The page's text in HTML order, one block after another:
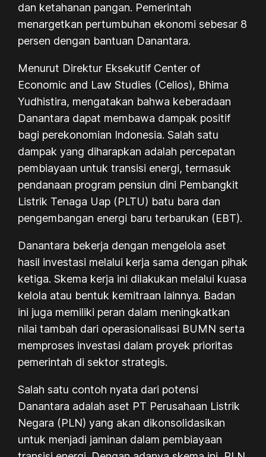
dan ketahanan pangan. Pemerintah
menargetkan pertumbuhan ekonomi sebesar 8
persen dengan bantuan Danantara.
Menurut Direktur Eksekutif Center of
Economic and Law Studies (Celios), Bhima
Yudhistira, mengatakan bahwa keberadaan
Danantara dapat membawa dampak positif
bagi perekonomian Indonesia. Salah satu
dampak yang diharapkan adalah percepatan
pembiayaan untuk transisi energi, termasuk
pendanaan program pensiun dini Pembangkit
Listrik Tenaga Uap (PLTU) batu bara dan
pengembangan energi baru terbarukan (EBT).
Danantara bekerja dengan mengelola aset
hasil investasi melalui kerja sama dengan pihak
ketiga. Skema kerja ini dilakukan melalui kuasa
kelola atau bentuk kemitraan lainnya. Badan
ini juga memiliki peran dalam meningkatkan
nilai tambah dari operasionalisasi BUMN serta
memproses investasi dalam proyek prioritas
pemerintah di sektor strategis.
Salah satu contoh nyata dari potensi
Danantara adalah aset PT Perusahaan Listrik
Negara (PLN) yang akan dikonsolidasikan
untuk menjadi jaminan dalam pembiayaan